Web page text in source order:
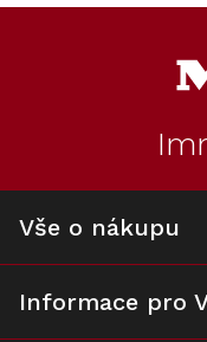
Vše o nákupu
Informace pro